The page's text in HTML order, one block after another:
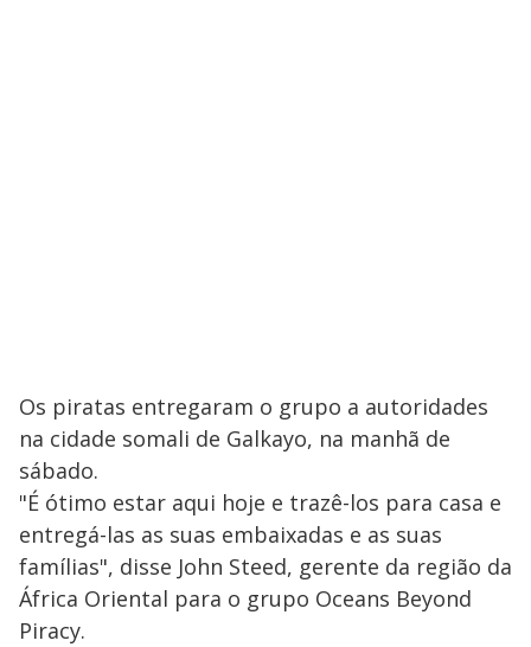
Os piratas entregaram o grupo a autoridades
na cidade somali de Galkayo, na manhã de
sábado.
"É ótimo estar aqui hoje e trazê-los para casa e
entregá-las as suas embaixadas e as suas
famílias", disse John Steed, gerente da região da
África Oriental para o grupo Oceans Beyond
Piracy.